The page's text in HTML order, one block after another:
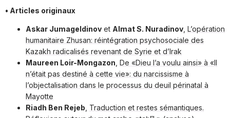
• Articles originaux
Askar Jumageldinov et Almat S. Nuradinov L’opération
humanitaire Zhusan: réintégration psychosociale des
Kazakh radicalisés revenant de Syrie et d’Irak
Maureen Loir-Mongazon De «Dieu l’a voulu ainsi» à «Il
n’était pas destiné à cette vie»: du narcissisme à
l’objectalisation dans le processus du deuil périnatal à
Mayotte
Riadh Ben Rejeb Traduction et restes sémantiques.